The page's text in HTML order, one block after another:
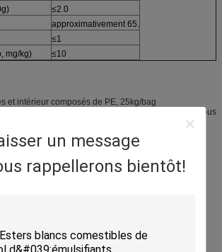
un message
rappellerons bientôt!
≤2.0
approximativement 65.
≤1
mg/kg)
≤10
et intérieur composés de PE, 25kg/bag
particulières de l'emballage, bienvenues pour nous